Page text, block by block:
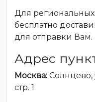
Для
бесплатно
для отправки Вам.
Адрес
Москва: Солнцево,
стр. 1